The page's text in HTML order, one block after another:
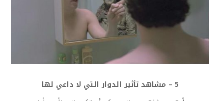
5 – مشاهد تأثير الدوار التي لا داعي لها